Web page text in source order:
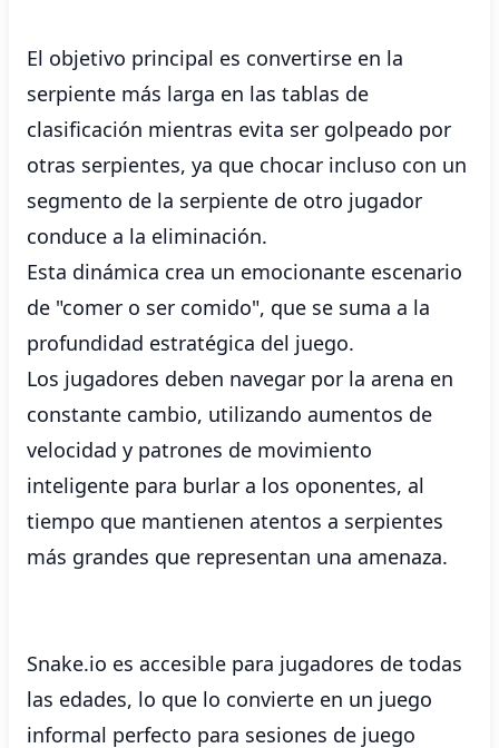
El objetivo principal es convertirse en la
serpiente más larga en las tablas de
clasificación mientras evita ser golpeado por
otras serpientes, ya que chocar incluso con un
segmento de la serpiente de otro jugador
conduce a la eliminación.
Esta dinámica crea un emocionante escenario
de "comer o ser comido", que se suma a la
profundidad estratégica del juego.
Los jugadores deben navegar por la arena en
constante cambio, utilizando aumentos de
velocidad y patrones de movimiento
inteligente para burlar a los oponentes, al
tiempo que mantienen atentos a serpientes
más grandes que representan una amenaza.
Snake.io es accesible para jugadores de todas
las edades, lo que lo convierte en un juego
informal perfecto para sesiones de juego